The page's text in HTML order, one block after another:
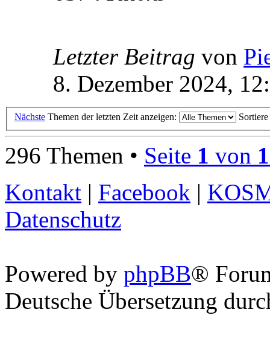
Letzter Beitrag von
8. Dezember 2024,
Nächste Themen der letzten Zeit anzeigen:
296 Themen • Seite 1 von
Kontakt | Facebook |
Datenschutz
Powered by phpBB®
Deutsche Übersetzung